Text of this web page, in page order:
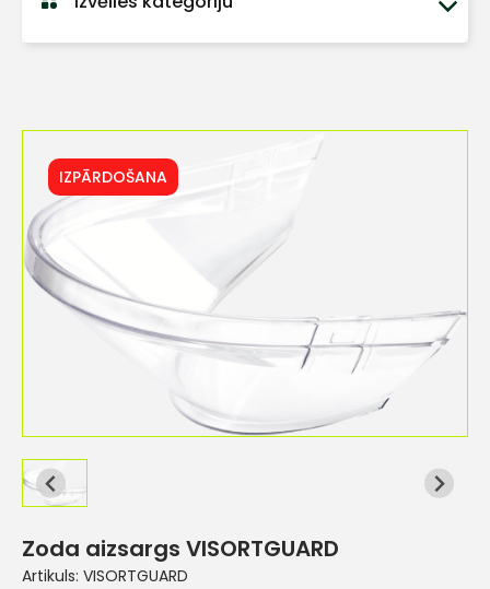
IZPĀRDOŠANA
Zoda aizsargs VISORTGUARD
Artikuls: VISORTGUARD